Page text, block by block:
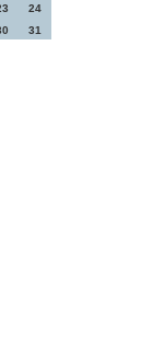
24
31